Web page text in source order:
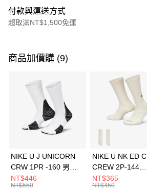
付款與運送方式
超取滿NT$1,500免運
信用卡一次付款
3 期 0 利率 每期
合作金庫商業銀行
第一商
華南商業銀行
彰化商
上海商業儲蓄銀行
元大商業銀行
Apple Pay
全盈+PAY
AFTEE先享後付
商品加價購 (9)
NIKE U J UNICORN
CRW 1PR -160 男女
中統襪 FZ3393100
NT$446
NT$550
NIKE U NK ED
CREW 2P-144
EMBRDY 男女 短
FZ3073133
NT$365
NT$450